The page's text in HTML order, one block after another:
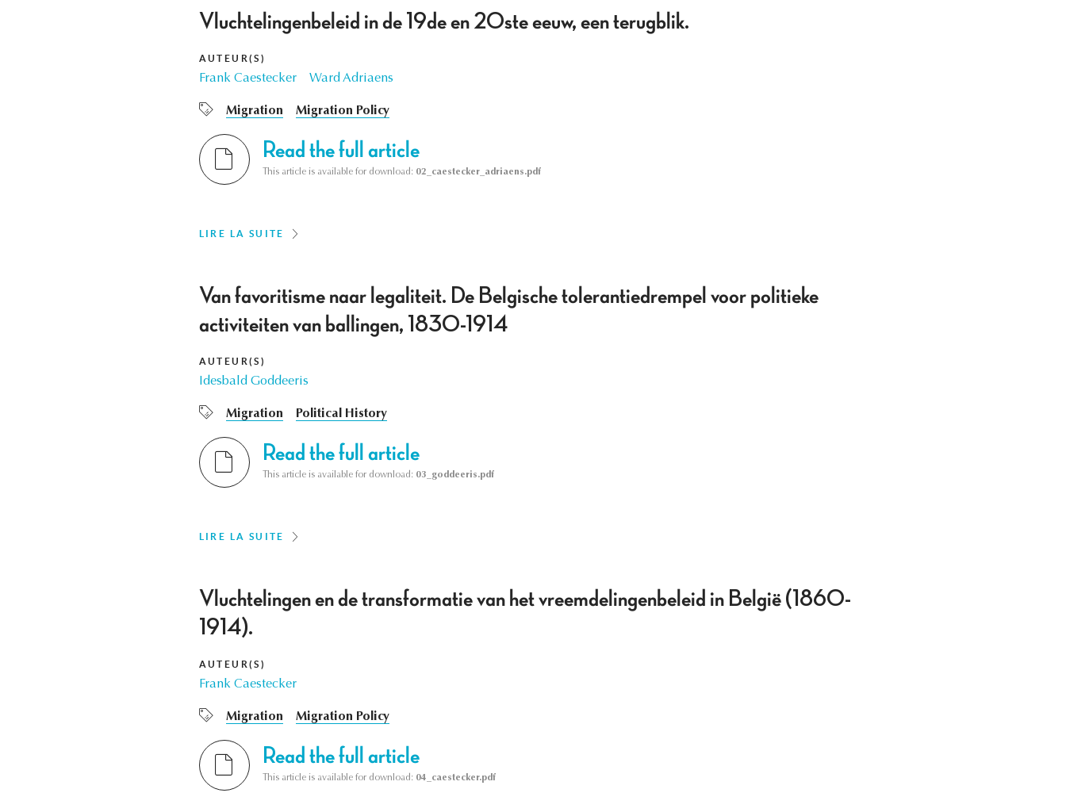
Vluchtelingenbeleid in de 19de en 20ste eeuw, een terugblik.
AUTEUR(S)
Frank Caestecker Ward Adriaens
Migration Migration Policy
Read the full article
This article is available for download: 02_caestecker_adriaens.pdf
LIRE LA SUITE
Van favoritisme naar legaliteit. De Belgische tolerantiedrempel voor politieke
activiteiten van ballingen, 1830-1914
AUTEUR(S)
Idesbald Goddeeris
Migration Political History
Read the full article
This article is available for download: 03_goddeeris.pdf
LIRE LA SUITE
Vluchtelingen en de transformatie van het vreemdelingenbeleid in België (1860-
1914).
AUTEUR(S)
Frank Caestecker
Migration Migration Policy
Read the full article
This article is available for download: 04_caestecker.pdf